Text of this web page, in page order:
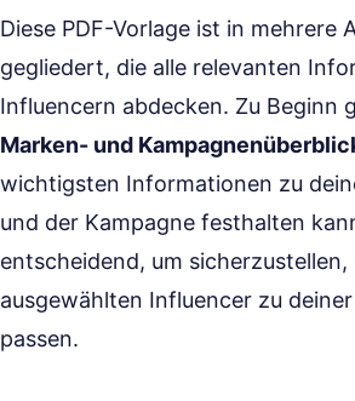
Diese PDF-Vorlage ist in mehrere
gegliedert, die alle relevanten
Influencern abdecken. Zu Beginn
Marken- und
wichtigsten Informationen zu
und der Kampagne festhalten
entscheidend, um sicherzustellen,
ausgewählten Influencer zu
passen.